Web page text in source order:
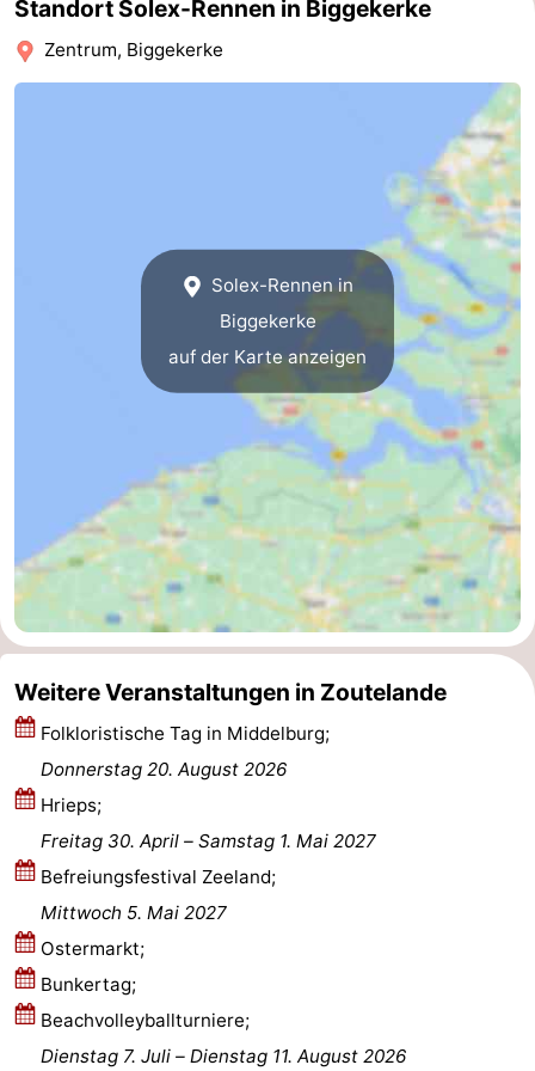
Parafliegen
-
Sportangeln
Essen
Parken
Reisebuchshop
Medizin
Adressen
Region
Zeeland
Schouwen-
Duiveland
-
Renesse
Brouwershaven
Bruinisse
-
Zierikzee
-
Natur
Standort Solex-Rennen in Biggekerke
Zentrum, Biggekerke
Solex-Rennen in
Biggekerke
auf der Karte anzeigen
Weitere Veranstaltungen in Zoutelande
Folkloristische Tag in Middelburg;
Donnerstag 20. August 2026
Hrieps;
Freitag 30. April –
Samstag 1. Mai 2027
Befreiungsfestival Zeeland;
Mittwoch 5. Mai 2027
Ostermarkt;
Bunkertag;
Beachvolleyballturniere;
Dienstag 7. Juli – Dienstag 11. August 2026